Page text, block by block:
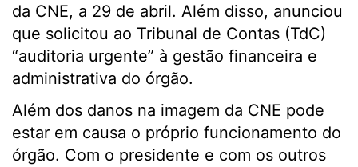
da CNE, a 29 de abril. Além disso, anunciou
que solicitou ao Tribunal de Contas (TdC)
“auditoria urgente” à gestão financeira e
administrativa do órgão.
Além dos danos na imagem da CNE pode
estar em causa o próprio funcionamento do
órgão. Com o presidente e com os outros